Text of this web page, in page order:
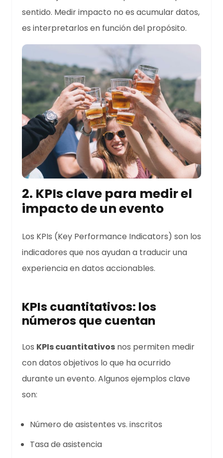
sentido. Medir impacto no es acumular datos,
es interpretarlos en función del propósito.
2. KPIs clave para medir el
impacto de un evento
Los KPIs (Key Performance Indicators) son los
indicadores que nos ayudan a traducir una
experiencia en datos accionables.
KPIs cuantitativos: los
números que cuentan
Los KPIs cuantitativos nos permiten medir
con datos objetivos lo que ha ocurrido
durante un evento. Algunos ejemplos clave
son:
Número de asistentes vs. inscritos
Tasa de asistencia